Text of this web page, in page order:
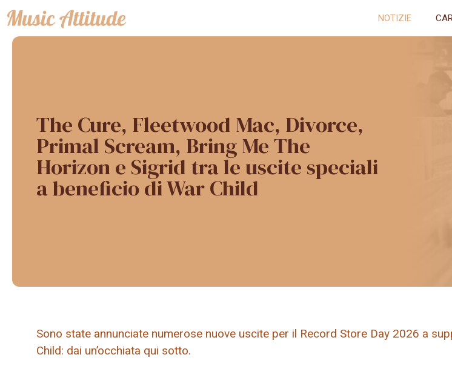
Vai
al
contenuto
NOTIZIE
The Cure, Fleetwood Mac, Divorce,
Primal Scream, Bring Me The
Horizon e Sigrid tra le uscite speciali
a beneficio di War Child
Sono state annunciate numerose nuove uscite per il Record Store Day 2026 a
Child: dai un’occhiata qui sotto.